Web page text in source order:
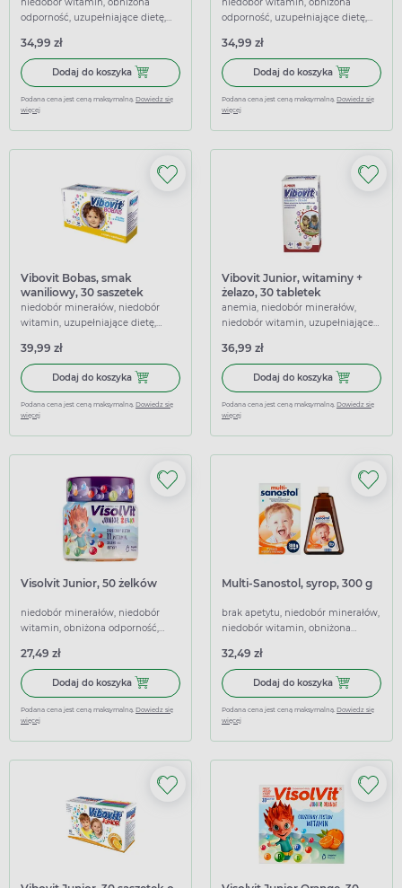
odporność, uzupełniające dietę,
34,99 zł
Dodaj do koszyka Dodaj do koszyka Bodymax Bodymisie Multiwitamina,
Podana cena jest ceną maksymalną. Dowiedz się
więcej
odporność, uzupełniające dietę,
34,99 zł
Dodaj do koszyka Dodaj do
Podana cena jest ceną maksymalną. Dowiedz się
więcej
Vibovit Bobas, smak
waniliowy, 30 saszetek
niedobór minerałów, niedobór
witamin, uzupełniające dietę,
39,99 zł
Dodaj do koszyka Dodaj do koszyka Vibovit Bobas, smak waniliowy, 30
Podana cena jest ceną maksymalną. Dowiedz się
więcej
Vibovit Junior, witaminy +
żelazo, 30 tabletek
anemia, niedobór minerałów,
niedobór witamin, uzupełniające
36,99 zł
Dodaj do koszyka Dodaj do
Podana cena jest ceną maksymalną. Dowiedz się
więcej
Visolvit Junior, 50 żelków
niedobór minerałów, niedobór
witamin, obniżona odporność,
27,49 zł
Dodaj do koszyka Dodaj do koszyka Visolvit Junior, 50 żelków
Podana cena jest ceną maksymalną. Dowiedz się
więcej
Multi-Sanostol, syrop, 300 g
brak apetytu, niedobór minerałów,
niedobór witamin, obniżona
wzmacniające
32,49 zł
Dodaj do koszyka Dodaj do
Podana cena jest ceną maksymalną. Dowiedz się
więcej